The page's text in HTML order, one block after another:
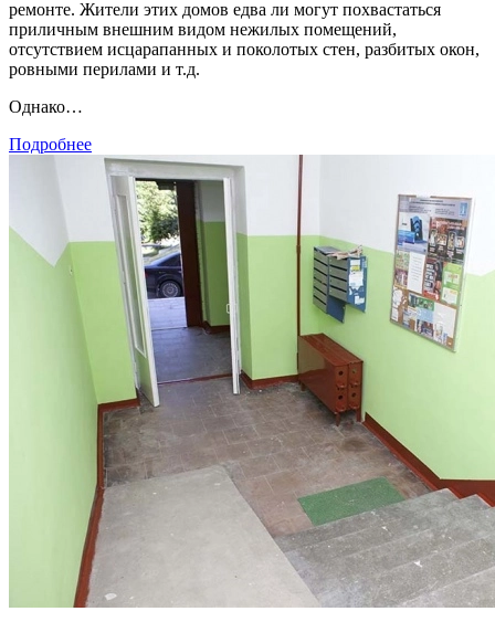
ремонте. Жители этих домов едва ли могут похвастаться
приличным внешним видом нежилых помещений,
отсутствием исцарапанных и поколотых стен, разбитых окон,
ровными перилами и т.д.
Однако…
Подробнее